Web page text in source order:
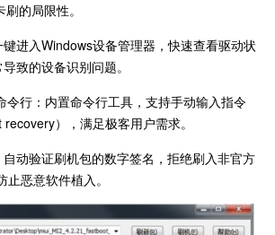
的局限性。
进入Windows设备管理器，快速查看驱动状
致的设备识别问题。
令行：内置命令行工具，支持手动输入指令
recovery），满足极客用户需求。
动验证刷机包的数字签名，拒绝刷入非官方
恶意软件植入。